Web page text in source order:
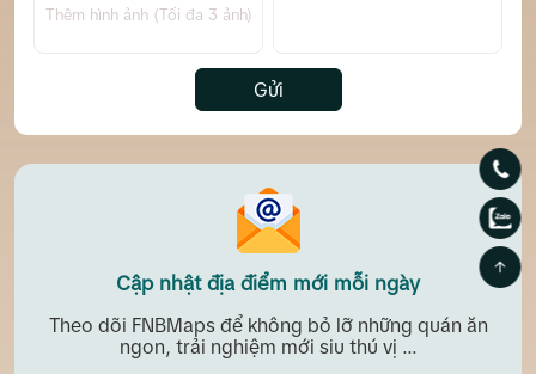
Thêm hình ảnh (Tối đa 3 ảnh)
Gửi
Cập nhật địa điểm mới mỗi ngày
Theo dõi FNBMaps để không bỏ lỡ những quán ăn
ngon, trải nghiệm mới siu thú vị ...